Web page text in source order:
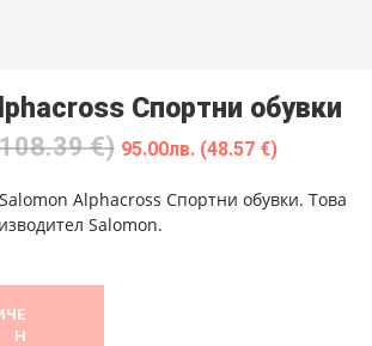
Спортни обувки
€) 95.00лв. (48.57 €)
Alphacross Спортни обувки. Това
Salomon.
Н